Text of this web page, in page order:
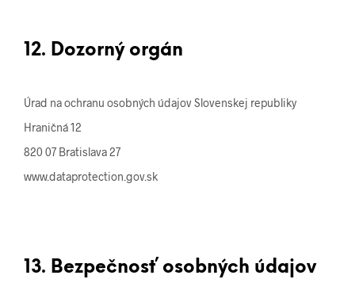
12. Dozorný orgán
Úrad na ochranu osobných údajov Slovenskej republiky
Hraničná 12
820 07 Bratislava 27
www.dataprotection.gov.sk
13. Bezpečnosť osobných údajov